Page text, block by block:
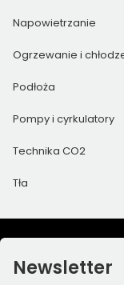
Napowietrzanie
Ogrzewanie i
Podłoża
Pompy i cyrkulatory
Technika CO2
Tła
Newsletter